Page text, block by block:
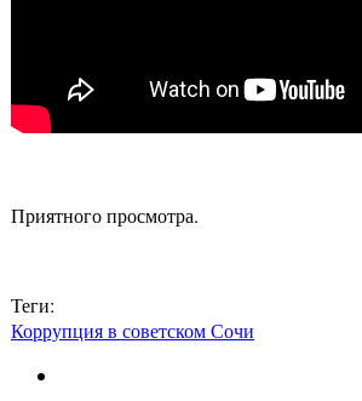
Приятного просмотра.
Теги:
Коррупция в советском Сочи